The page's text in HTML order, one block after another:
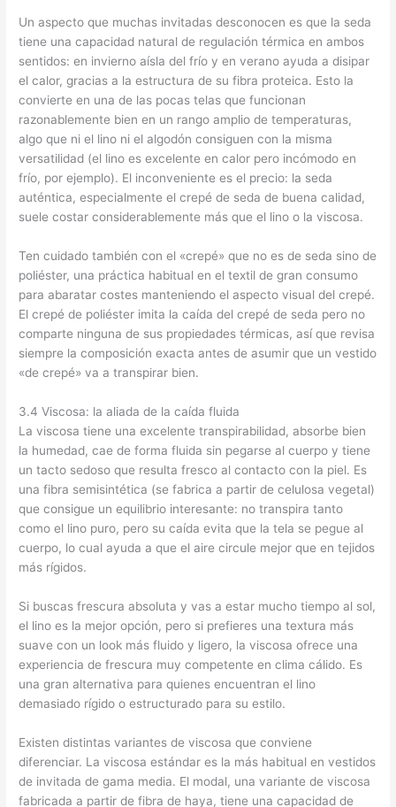
Un aspecto que muchas invitadas desconocen es que la seda
tiene una capacidad natural de regulación térmica en ambos
sentidos: en invierno aísla del frío y en verano ayuda a disipar
el calor, gracias a la estructura de su fibra proteica. Esto la
convierte en una de las pocas telas que funcionan
razonablemente bien en un rango amplio de temperaturas,
algo que ni el lino ni el algodón consiguen con la misma
versatilidad (el lino es excelente en calor pero incómodo en
frío, por ejemplo). El inconveniente es el precio: la seda
auténtica, especialmente el crepé de seda de buena calidad,
suele costar considerablemente más que el lino o la viscosa.
Ten cuidado también con el «crepé» que no es de seda sino de
poliéster, una práctica habitual en el textil de gran consumo
para abaratar costes manteniendo el aspecto visual del crepé.
El crepé de poliéster imita la caída del crepé de seda pero no
comparte ninguna de sus propiedades térmicas, así que revisa
siempre la composición exacta antes de asumir que un vestido
«de crepé» va a transpirar bien.
3.4 Viscosa: la aliada de la caída fluida
La viscosa tiene una excelente transpirabilidad, absorbe bien
la humedad, cae de forma fluida sin pegarse al cuerpo y tiene
un tacto sedoso que resulta fresco al contacto con la piel. Es
una fibra semisintética (se fabrica a partir de celulosa vegetal)
que consigue un equilibrio interesante: no transpira tanto
como el lino puro, pero su caída evita que la tela se pegue al
cuerpo, lo cual ayuda a que el aire circule mejor que en tejidos
más rígidos.
Si buscas frescura absoluta y vas a estar mucho tiempo al sol,
el lino es la mejor opción, pero si prefieres una textura más
suave con un look más fluido y ligero, la viscosa ofrece una
experiencia de frescura muy competente en clima cálido. Es
una gran alternativa para quienes encuentran el lino
demasiado rígido o estructurado para su estilo.
Existen distintas variantes de viscosa que conviene
diferenciar. La viscosa estándar es la más habitual en vestidos
de invitada de gama media. El modal, una variante de viscosa
fabricada a partir de fibra de haya, tiene una capacidad de